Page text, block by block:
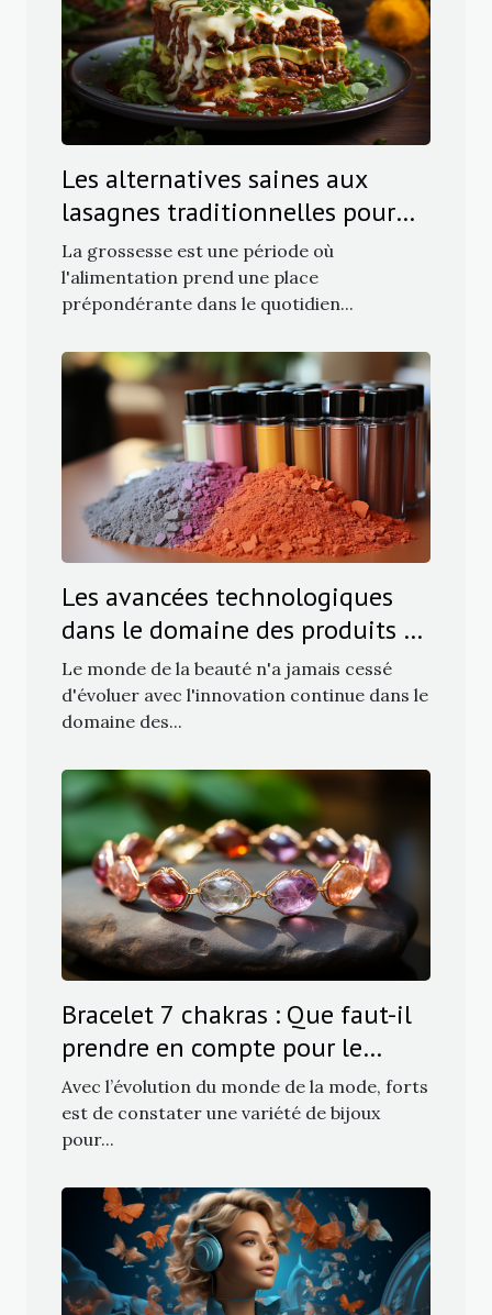
Les alternatives saines aux
lasagnes traditionnelles pour
les femmes enceintes
La grossesse est une période où
l'alimentation prend une place
prépondérante dans le quotidien...
Les avancées technologiques
dans le domaine des produits de
maquillage
Le monde de la beauté n'a jamais cessé
d'évoluer avec l'innovation continue dans le
domaine des...
Bracelet 7 chakras : Que faut-il
prendre en compte pour le
choix ?
Avec l’évolution du monde de la mode, forts
est de constater une variété de bijoux
pour...